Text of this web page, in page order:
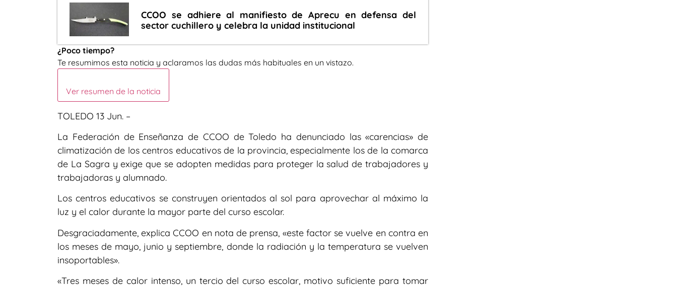
CCOO se adhiere al manifiesto de Aprecu en defensa del
sector cuchillero y celebra la unidad institucional
¿Poco tiempo?
Te resumimos esta noticia y aclaramos las dudas más habituales en un vistazo.
Ver resumen de la noticia
TOLEDO 13 Jun. –
La Federación de Enseñanza de CCOO de Toledo ha denunciado las «carencias» de
climatización de los centros educativos de la provincia, especialmente los de la comarca
de La Sagra y exige que se adopten medidas para proteger la salud de trabajadores y
trabajadoras y alumnado.
Los centros educativos se construyen orientados al sol para aprovechar al máximo la
luz y el calor durante la mayor parte del curso escolar.
Desgraciadamente, explica CCOO en nota de prensa, «este factor se vuelve en contra en
los meses de mayo, junio y septiembre, donde la radiación y la temperatura se vuelven
insoportables».
«Tres meses de calor intenso, un tercio del curso escolar, motivo suficiente para tomar